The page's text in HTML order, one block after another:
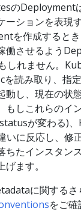
のDeployment
ーションを表現
を作成すると
働させるよう
しれません。
読み取り、指
動し、現在の状
もしこれらのイ
が変わる)
に反応し、修
ちたインスタン
ます。
に関するさ
をご確